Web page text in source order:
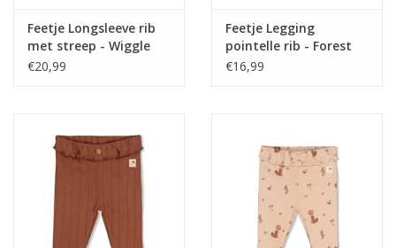
Feetje Longsleeve rib
met streep - Wiggle
and Waddle Groen
€20,99
Feetje Legging
pointelle rib - Forest
Garden Roze
€16,99